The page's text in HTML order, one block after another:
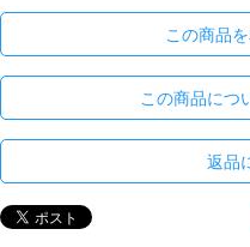
この商品
この商品につ
返品